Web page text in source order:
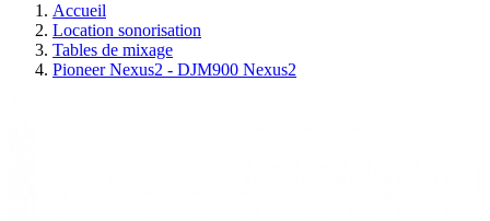
Accueil
Location sonorisation
Tables de mixage
Pioneer Nexus2 - DJM900 Nexus2